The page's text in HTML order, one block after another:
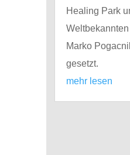
Healing Park
Marko
gesetzt.
mehr lesen